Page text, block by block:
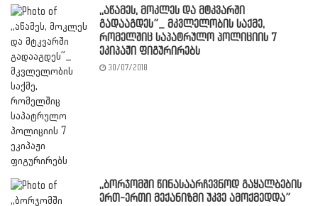
,,აწამეს, მოკლეს და მტკვარში
გადააგდეს”_ მკვლელობის საქმე,
რომელშიც საპატრულო პოლიციის 7
ეკიპაჟი ფიგურირებს
30/07/2018
,,ბორჯომში წინასაარჩევნოდ გაყალბების
ერთ-ერთი მექანიზმი უკვე ამოქმედდა”